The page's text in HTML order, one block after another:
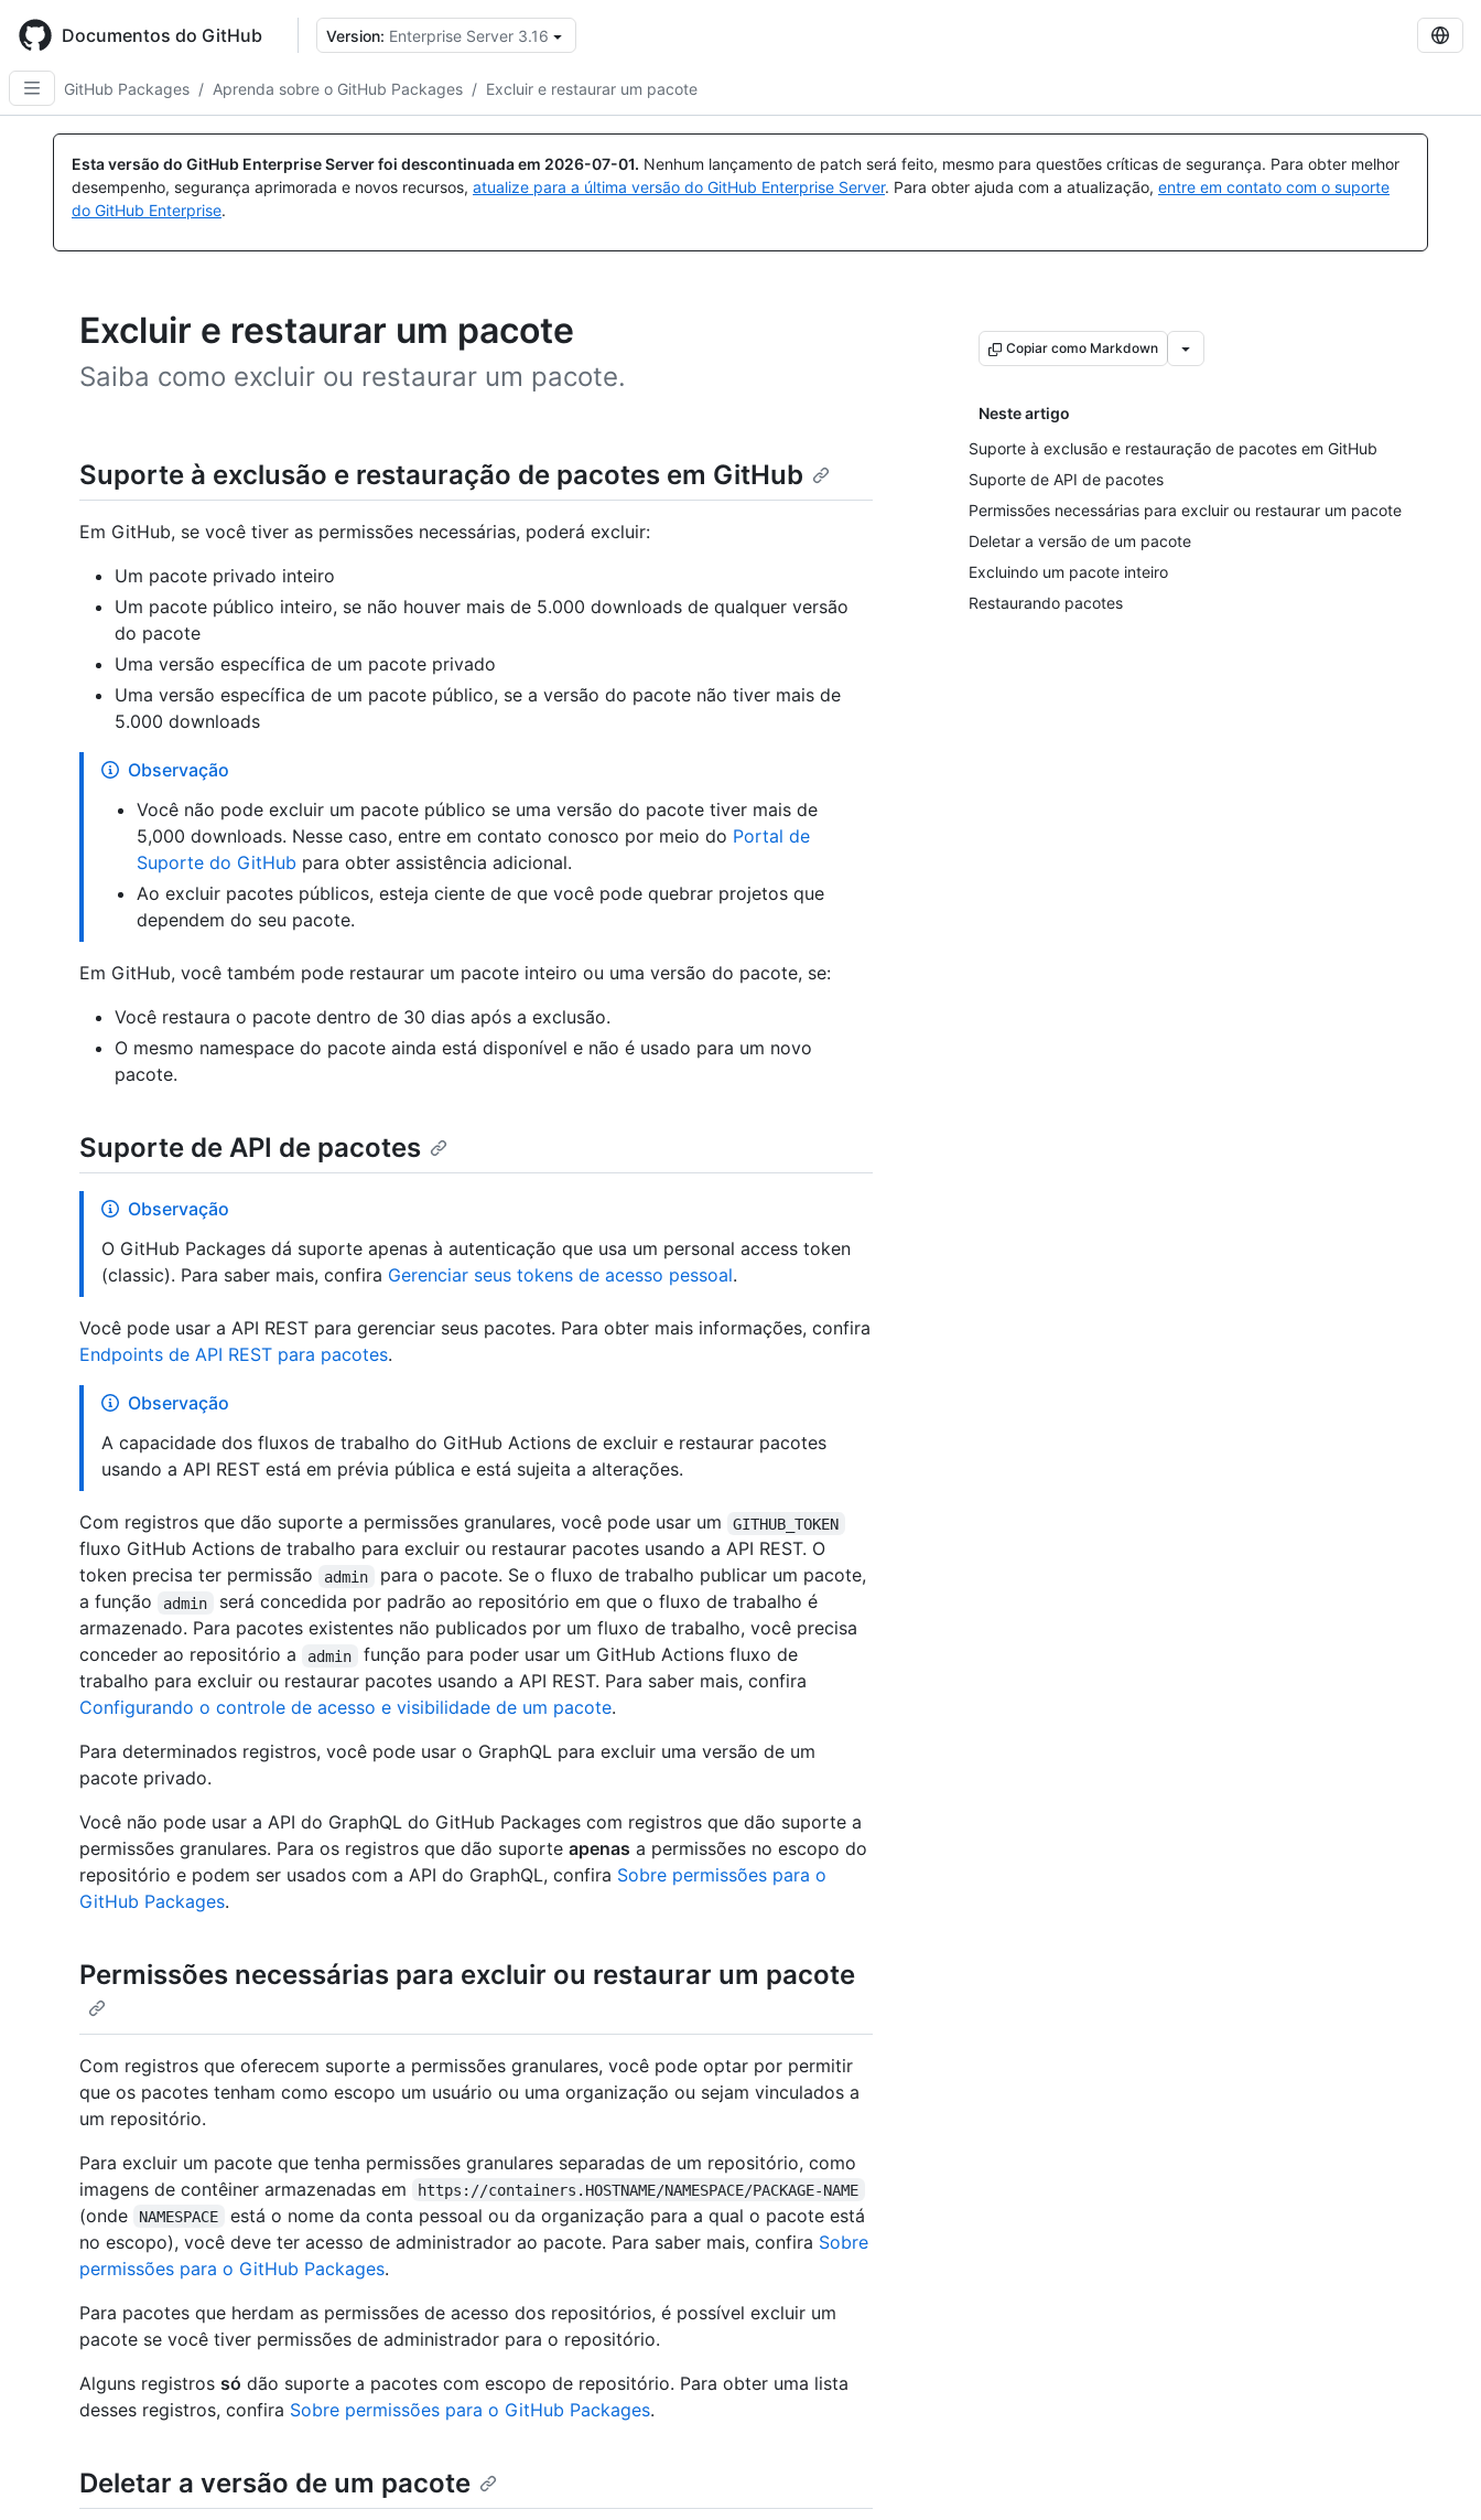
main
content
Documentos do GitHub Version: Enterprise Server 3.16
GitHub Packages / Aprenda sobre o GitHub Packages / Excluir e restaurar um pacote
Esta versão do GitHub Enterprise Server foi descontinuada em 2026-07-01. Nenhum lançamento de patch será feito, mesmo para questões críticas de segurança. Para obter melhor
desempenho, segurança aprimorada e novos recursos, atualize para a última versão do GitHub Enterprise Server. Para obter ajuda com a atualização, entre em contato com o suporte
do GitHub Enterprise.
Excluir e restaurar um pacote
Saiba como excluir ou restaurar um pacote.
Copiar como Markdown
Neste artigo
Suporte à exclusão e restauração de pacotes em GitHub
Suporte de API de pacotes
Permissões necessárias para excluir ou restaurar um pacote
Deletar a versão de um pacote
Excluindo um pacote inteiro
Restaurando pacotes
Suporte à exclusão e restauração de pacotes em GitHub
Em GitHub, se você tiver as permissões necessárias, poderá excluir:
Um pacote privado inteiro
Um pacote público inteiro, se não houver mais de 5.000 downloads de qualquer versão
do pacote
Uma versão específica de um pacote privado
Uma versão específica de um pacote público, se a versão do pacote não tiver mais de
5.000 downloads
Observação
Você não pode excluir um pacote público se uma versão do pacote tiver mais de
5,000 downloads. Nesse caso, entre em contato conosco por meio do Portal de
Suporte do GitHub para obter assistência adicional.
Ao excluir pacotes públicos, esteja ciente de que você pode quebrar projetos que
dependem do seu pacote.
Em GitHub, você também pode restaurar um pacote inteiro ou uma versão do pacote, se:
Você restaura o pacote dentro de 30 dias após a exclusão.
O mesmo namespace do pacote ainda está disponível e não é usado para um novo
pacote.
Suporte de API de pacotes
Observação
O GitHub Packages dá suporte apenas à autenticação que usa um personal access token
(classic). Para saber mais, confira Gerenciar seus tokens de acesso pessoal.
Você pode usar a API REST para gerenciar seus pacotes. Para obter mais informações, confira
Endpoints de API REST para pacotes.
Observação
A capacidade dos fluxos de trabalho do GitHub Actions de excluir e restaurar pacotes
usando a API REST está em prévia pública e está sujeita a alterações.
Com registros que dão suporte a permissões granulares, você pode usar um GITHUB_TOKEN
fluxo GitHub Actions de trabalho para excluir ou restaurar pacotes usando a API REST. O
token precisa ter permissão
admin
para o pacote. Se o fluxo de trabalho publicar um pacote,
a função
admin
será concedida por padrão ao repositório em que o fluxo de trabalho é
armazenado. Para pacotes existentes não publicados por um fluxo de trabalho, você precisa
conceder ao repositório a
admin
função para poder usar um GitHub Actions fluxo de
trabalho para excluir ou restaurar pacotes usando a API REST. Para saber mais, confira
Configurando o controle de acesso e visibilidade de um pacote.
Para determinados registros, você pode usar o GraphQL para excluir uma versão de um
pacote privado.
Você não pode usar a API do GraphQL do GitHub Packages com registros que dão suporte a
permissões granulares. Para os registros que dão suporte apenas a permissões no escopo do
repositório e podem ser usados com a API do GraphQL, confira Sobre permissões para o
GitHub Packages.
Permissões necessárias para excluir ou restaurar um pacote
Com registros que oferecem suporte a permissões granulares, você pode optar por permitir
que os pacotes tenham como escopo um usuário ou uma organização ou sejam vinculados a
um repositório.
Para excluir um pacote que tenha permissões granulares separadas de um repositório, como
imagens de contêiner armazenadas em
https://containers.HOSTNAME/NAMESPACE/PACKAGE-NAME
(onde NAMESPACE
está o nome da conta pessoal ou da organização para a qual o pacote está
no escopo), você deve ter acesso de administrador ao pacote. Para saber mais, confira Sobre
permissões para o GitHub Packages.
Para pacotes que herdam as permissões de acesso dos repositórios, é possível excluir um
pacote se você tiver permissões de administrador para o repositório.
Alguns registros só dão suporte a pacotes com escopo de repositório. Para obter uma lista
desses registros, confira Sobre permissões para o GitHub Packages.
Deletar a versão de um pacote